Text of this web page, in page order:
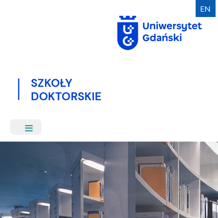
treści
EN